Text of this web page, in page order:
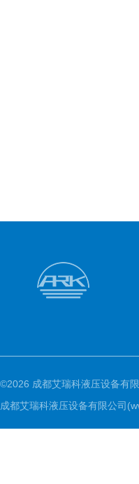
©2026 成都艾瑞科液压设备有
成都艾瑞科液压设备有限公司